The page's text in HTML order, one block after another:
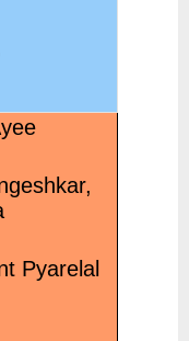
Pyarelal